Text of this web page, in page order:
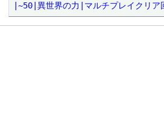
|~50|異世界の力|マルチプレイクリア